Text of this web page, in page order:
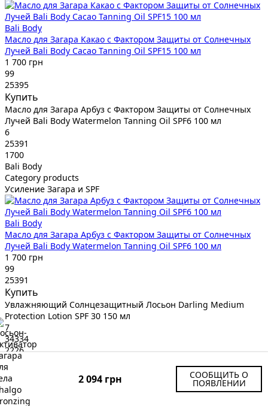
2 094 грн СООБЩИТЬ О
ПОЯВЛЕНИИ
Bali Body
Масло для Загара Какао с Фактором Защиты от Солнечных
Лучей Bali Body Cacao Tanning Oil SPF15 100 мл
1 700 грн
99
25395
Купить
Масло для Загара Арбуз с Фактором Защиты от Солнечных
Лучей Bali Body Watermelon Tanning Oil SPF6 100 мл
6
25391
1700
Bali Body
Category products
Усиление Загара и SPF
Bali Body
Масло для Загара Арбуз с Фактором Защиты от Солнечных
Лучей Bali Body Watermelon Tanning Oil SPF6 100 мл
1 700 грн
99
25391
Купить
Увлажняющий Солнцезащитный Лосьон Darling Medium
Protection Lotion SPF 30 150 мл
7
34334
2226
Darling
Category products
Усиление Загара и SPF